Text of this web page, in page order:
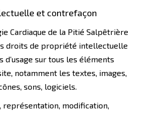
et contrefaçon
Cardiaque de la Pitié Salpêtrière
droits de propriété intellectuelle
sur tous les éléments
notamment les textes, images,
sons, logiciels.
représentation, modification,